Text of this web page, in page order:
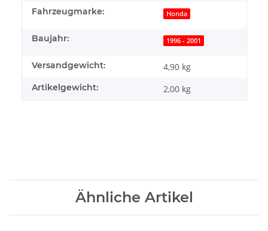
Fahrzeugmarke: Honda
Baujahr: 1996 - 2001
Versandgewicht: 4,90 kg
Artikelgewicht: 2,00 kg
Ähnliche Artikel